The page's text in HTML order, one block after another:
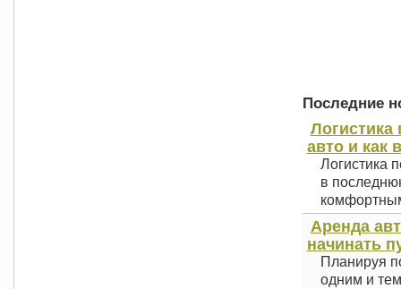
Последние
Логистика
авто и как
Логистика
в
Аренда
начинать
Планируя
одним и